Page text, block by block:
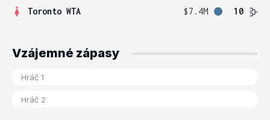
Toronto WTA
$7.4M 10
Vzájemné zápasy